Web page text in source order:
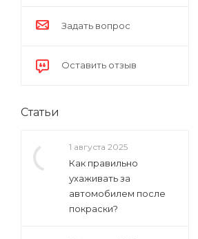
Задать вопрос
Оставить отзыв
Статьи
1 августа 2025
Как правильно
ухаживать за
автомобилем после
покраски?